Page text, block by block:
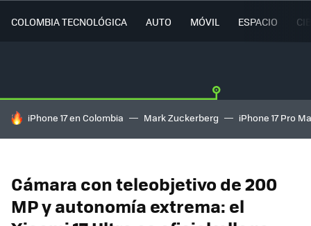
COLOMBIA TECNOLÓGICA AUTO MÓVIL ESPACIO
HOY SE HABLA DE
iPhone 17 en Colombia Mark Zuckerberg iPhone 17 Pro
Cámara con teleobjetivo de 200
MP y autonomía extrema: el